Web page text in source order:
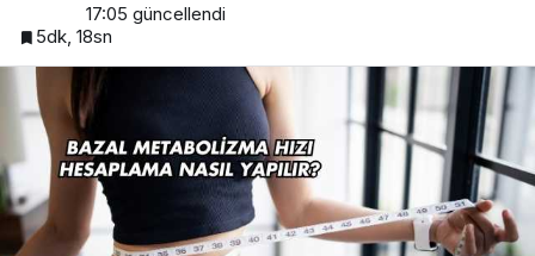
17:05 güncellendi
5dk, 18sn